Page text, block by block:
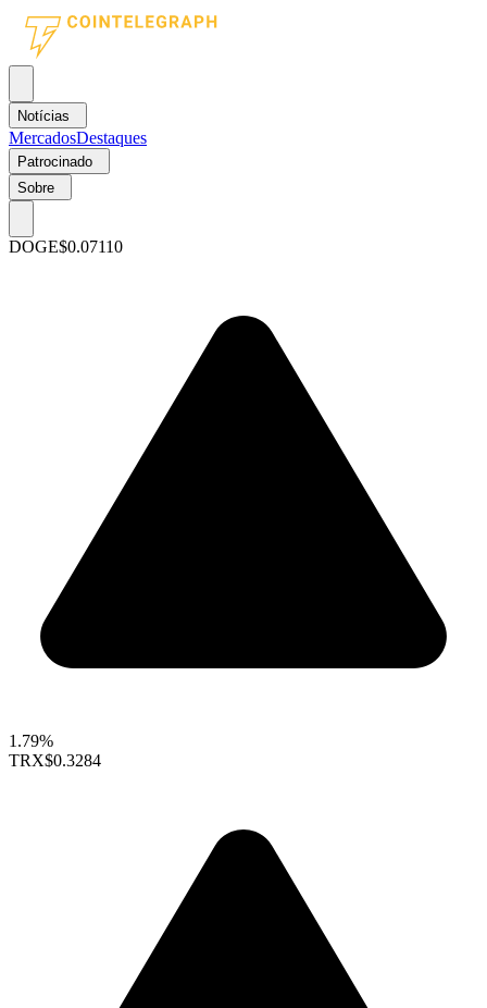
Notícias
MercadosDestaques
Patrocinado
Sobre
DOGE$0.07110
1.79%
TRX$0.3284